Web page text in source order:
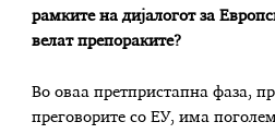
рамките на дијалогот за
велат препораките?
Во оваа претпристапна фаза,
преговорите со ЕУ, има